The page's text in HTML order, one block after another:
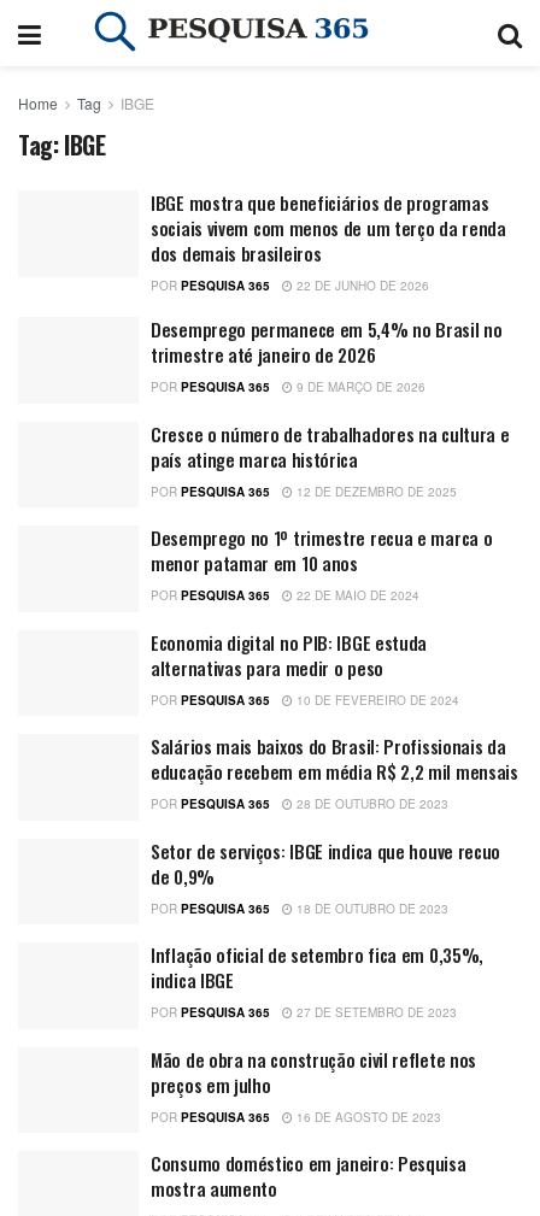
Home Tag IBGE
Tag:IBGE
IBGE mostra que beneficiários de programas
sociais vivem com menos de um terço da renda
dos demais brasileiros
POR PESQUISA 365 22 DE JUNHO DE 2026
Desemprego permanece em 5,4% no Brasil no
trimestre até janeiro de 2026
POR PESQUISA 365 9 DE MARÇO DE 2026
Cresce o número de trabalhadores na cultura e
país atinge marca histórica
POR PESQUISA 365 12 DE DEZEMBRO DE 2025
Desemprego no 1º trimestre recua e marca o
menor patamar em 10 anos
POR PESQUISA 365 22 DE MAIO DE 2024
Economia digital no PIB: IBGE estuda
alternativas para medir o peso
POR PESQUISA 365 10 DE FEVEREIRO DE 2024
Salários mais baixos do Brasil: Profissionais da
educação recebem em média R$ 2,2 mil mensais
POR PESQUISA 365 28 DE OUTUBRO DE 2023
Setor de serviços: IBGE indica que houve recuo
de 0,9%
POR PESQUISA 365 18 DE OUTUBRO DE 2023
Inflação oficial de setembro fica em 0,35%,
indica IBGE
POR PESQUISA 365 27 DE SETEMBRO DE 2023
Mão de obra na construção civil reflete nos
preços em julho
POR PESQUISA 365 16 DE AGOSTO DE 2023
Consumo doméstico em janeiro: Pesquisa
mostra aumento